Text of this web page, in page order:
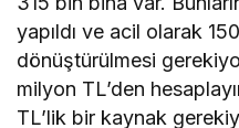
yapıldı ve acil olarak
dönüştürülmesi
milyon TL’den
TL’lik bir kaynak